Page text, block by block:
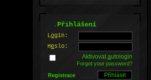
.Přihlášení
Login:
Heslo:
Aktivovatautologin
Forgot your password?
Registrace